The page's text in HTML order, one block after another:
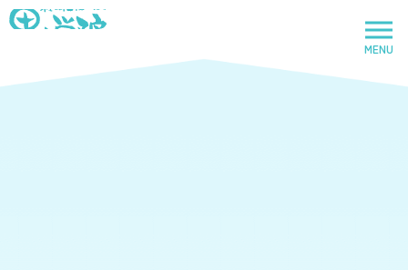
MENU
トップページ
Newsお知らせ
法人
会報Vo2